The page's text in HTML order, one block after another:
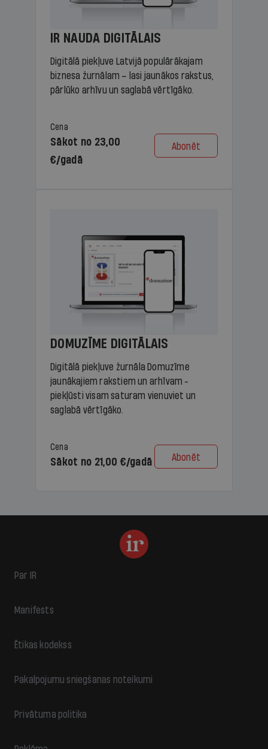
IR NAUDA DIGITĀLAIS
Digitālā piekļuve Latvijā populārākajam
biznesa žurnālam – lasi jaunākos rakstus,
pārlūko arhīvu un saglabā vērtīgāko.
Cena
Sākot no 23,00
€/gadā
Abonēt
DOMUZĪME DIGITĀLAIS
Digitālā piekļuve žurnāla Domuzīme
jaunākajiem rakstiem un arhīvam -
piekļūsti visam saturam vienuviet un
saglabā vērtīgāko.
Cena
Sākot no 21,00 €/gadā Abonēt
Par IR
Manifests
Ētikas kodekss
Pakalpojumu sniegšanas noteikumi
Privātuma politika